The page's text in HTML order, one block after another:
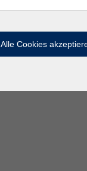
Alle Cookies